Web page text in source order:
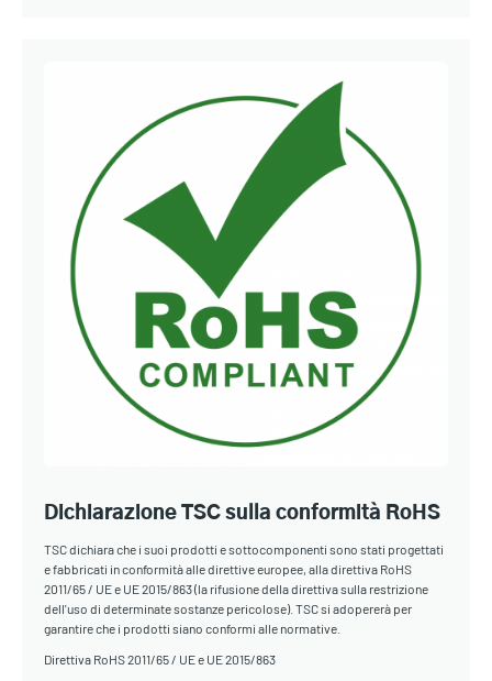
Dichiarazione TSC sulla conformità RoHS
TSC dichiara che i suoi prodotti e sottocomponenti sono stati progettati
e fabbricati in conformità alle direttive europee, alla direttiva RoHS
2011/65 / UE e UE 2015/863 (la rifusione della direttiva sulla restrizione
dell'uso di determinate sostanze pericolose). TSC si adopererà per
garantire che i prodotti siano conformi alle normative.
Direttiva RoHS 2011/65 / UE e UE 2015/863